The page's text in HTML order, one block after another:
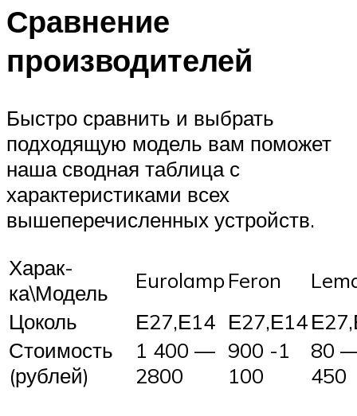
Сравнение
производителей
Быстро сравнить и выбрать
подходящую модель вам поможет
наша сводная таблица с
характеристиками всех
вышеперечисленных устройств.
Харак-
ка\Модель
Eurolamp Feron
Цоколь
Е27,Е14 Е27,Е14
Стоимость
(рублей)
1 400 —
2800
900 -1
100
80
450